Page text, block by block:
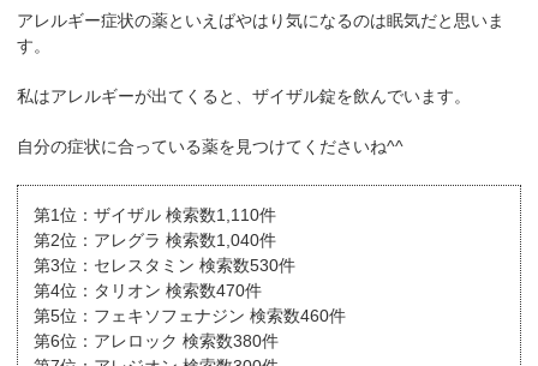
アレルギー症状の薬といえばやはり気になるのは眠気だと思いま
す。
私はアレルギーが出てくると、ザイザル錠を飲んでいます。
自分の症状に合っている薬を見つけてくださいね^^
第1位：ザイザル 検索数1,110件
第2位：アレグラ 検索数1,040件
第3位：セレスタミン 検索数530件
第4位：タリオン 検索数470件
第5位：フェキソフェナジン 検索数460件
第6位：アレロック 検索数380件